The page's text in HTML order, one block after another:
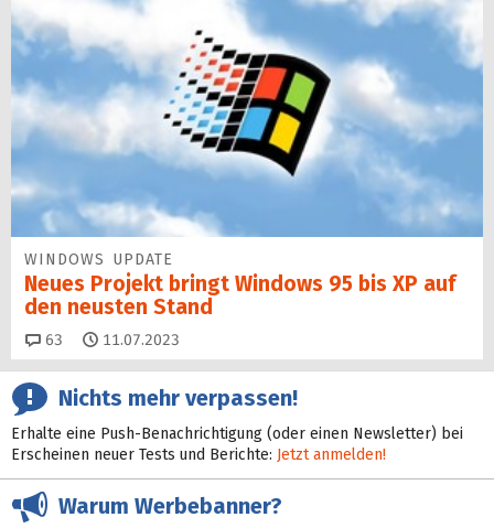
WINDOWS UPDATE
Neues Projekt bringt Windows 95 bis XP auf
den neusten Stand
63 Kommentare
11.07.2023
Nichts mehr verpassen!
Erhalte eine Push-Benachrichtigung (oder einen Newsletter) bei
Erscheinen neuer Tests und Berichte: Jetzt anmelden!
Warum Werbebanner?